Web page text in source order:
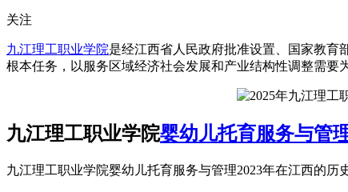
关注
九江理工职业学院是经江西省人民政府批准设置、国家教育
根本任务，以服务区域经济社会发展和产业结构性调整需要
九江理工职业学院婴幼儿托育服务与管
九江理工职业学院婴幼儿托育服务与管理2023年在江西的历